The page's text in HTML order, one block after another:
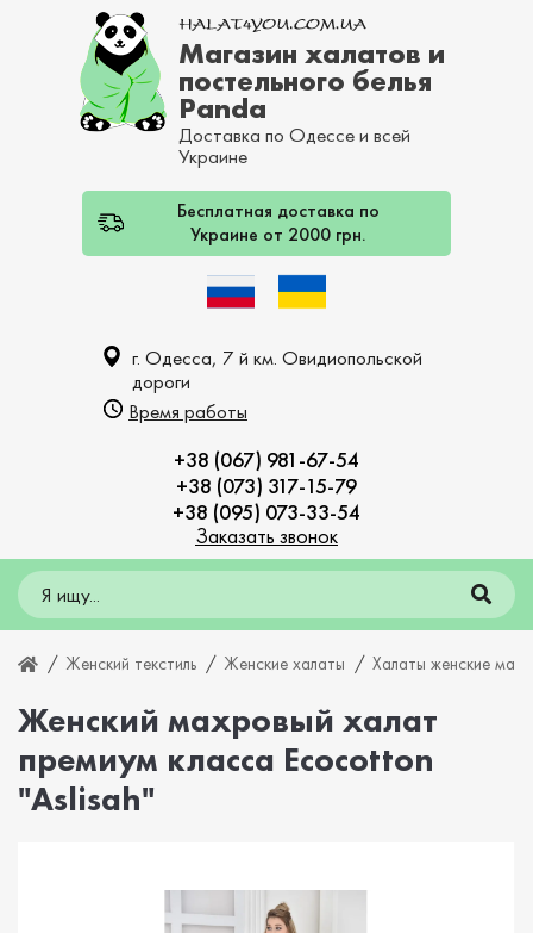
Магазин халатов и
постельного белья
Panda
Доставка по Одессе и всей
Украине
Бесплатная доставка по
Украине от 2000 грн.
г. Одесса, 7 й км. Овидиопольской
дороги
Время работы
+38 (067) 981-67-54
+38 (073) 317-15-79
+38 (095) 073-33-54
Заказать звонок
Женский текстиль Женские халаты Халаты женские
Женский махровый халат
премиум класса Ecocotton
"Aslisah"